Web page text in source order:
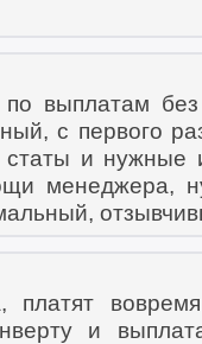
выплатам
с первого
и нужные
менеджера,
платят
и